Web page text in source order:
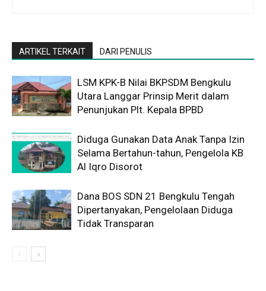
ARTIKEL TERKAIT DARI PENULIS
LSM KPK-B Nilai BKPSDM Bengkulu
Utara Langgar Prinsip Merit dalam
Penunjukan Plt. Kepala BPBD
Diduga Gunakan Data Anak Tanpa Izin
Selama Bertahun-tahun, Pengelola KB
Al Iqro Disorot
Dana BOS SDN 21 Bengkulu Tengah
Dipertanyakan, Pengelolaan Diduga
Tidak Transparan